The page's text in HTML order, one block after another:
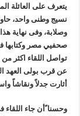
يتعرف على العائلة
نسيج وطنى واحد،
وصلابة، وفى نهاية
صحفيي مصر وكتابها
تواصل اللقاء اكثر
عن قرب بولى العهد
أثارت جدلاً ونقاشاً
وحسنا ًأن جاء اللقاء